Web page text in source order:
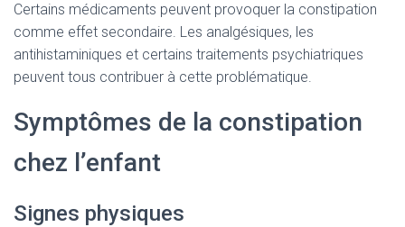
Certains médicaments peuvent provoquer la constipation
comme effet secondaire. Les analgésiques, les
antihistaminiques et certains traitements psychiatriques
peuvent tous contribuer à cette problématique.
Symptômes de la constipation
chez l’enfant
Signes physiques